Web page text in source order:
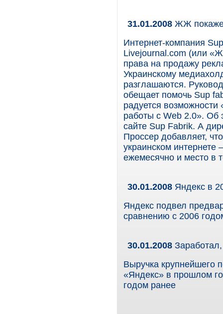
31.01.2008 ЖЖ
Интернет-компания
Livejournal.com (или
права на продажу
Украинскому
разглашаются.
обещает помочь Sup
радуется возможности
работы с Web 2.0». Об
сайте Sup Fabrik. А
Проссер добавляет,
украинском
ежемесячно и место в
30.01.2008 Яндекс в
Яндекс подвел
сравнению с 2006
30.01.2008
Выручка крупнейшего
«Яндекс» в прошлом
годом ранее